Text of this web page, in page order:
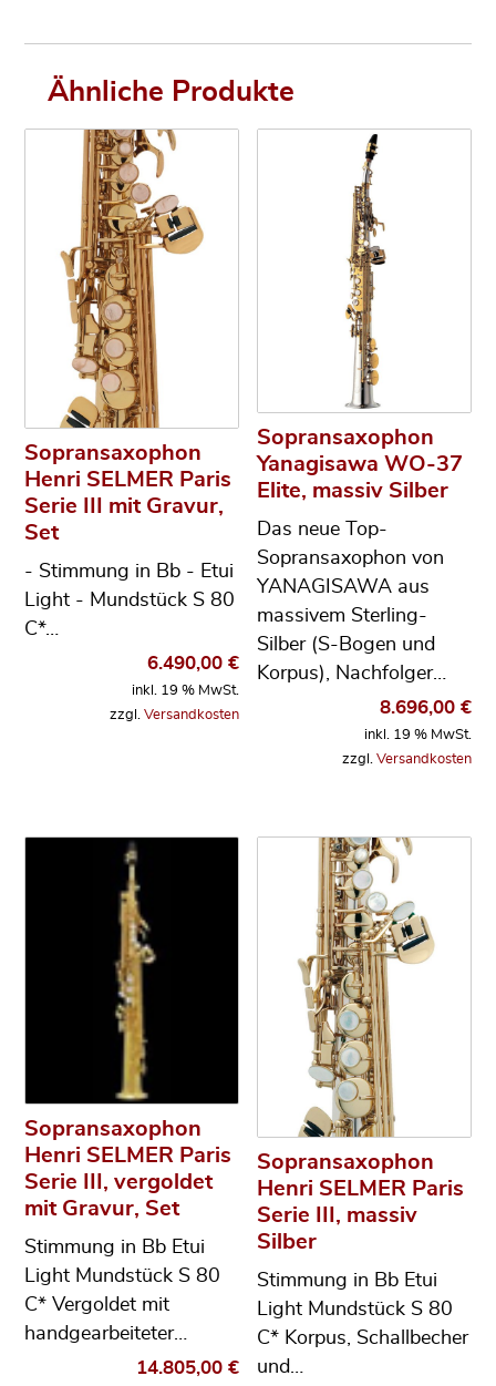
Ähnliche Produkte
Sopransaxophon
Henri SELMER Paris
Serie III mit Gravur,
Set
- Stimmung in Bb - Etui
Light - Mundstück S 80
C*…
6.490,00 €
inkl. 19 % MwSt.
zzgl. Versandkosten
Sopransaxophon
Yanagisawa WO-37
Elite, massiv Silber
Das neue Top-
Sopransaxophon von
YANAGISAWA aus
massivem Sterling-
Silber (S-Bogen und
Korpus), Nachfolger…
8.696,00 €
inkl. 19 % MwSt.
zzgl. Versandkosten
Sopransaxophon
Henri SELMER Paris
Serie III, vergoldet
mit Gravur, Set
Stimmung in Bb Etui
Light Mundstück S 80
C* Vergoldet mit
handgearbeiteter…
14.805,00 €
Sopransaxophon
Henri SELMER Paris
Serie III, massiv
Silber
Stimmung in Bb Etui
Light Mundstück S 80
C* Korpus, Schallbecher
und…